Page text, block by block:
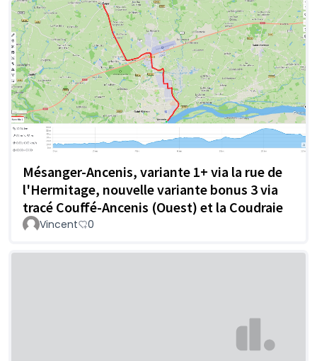
Mésanger-Ancenis, variante 1+ via la rue de
l'Hermitage, nouvelle variante bonus 3 via
tracé Couffé-Ancenis (Ouest) et la Coudraie
Vincent 0